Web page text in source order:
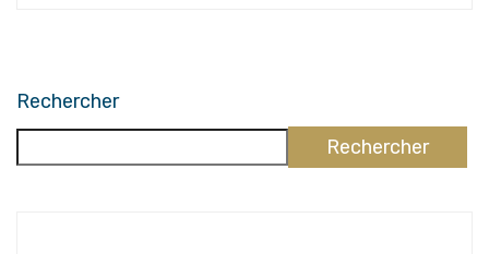
Rechercher
Rechercher